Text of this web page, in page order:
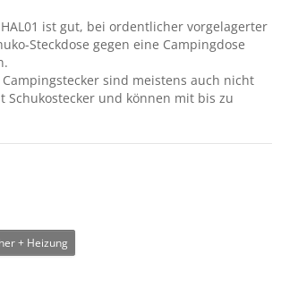
ist gut, bei ordentlicher vorgelagerter
Steckdose gegen eine Campingdose
sind meistens auch nicht
Schukostecker und können mit bis zu
+ Heizung